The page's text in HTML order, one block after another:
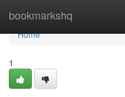
bookmarkshq
Home
Home
1